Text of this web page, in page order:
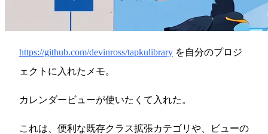
https://github.com/devinross/tapkulibrary を自分のプロジ
ェクトに入れたメモ。
カレンダービューが使いたくて入れた。
これは、便利な既存クラス拡張カテゴリや、ビューの